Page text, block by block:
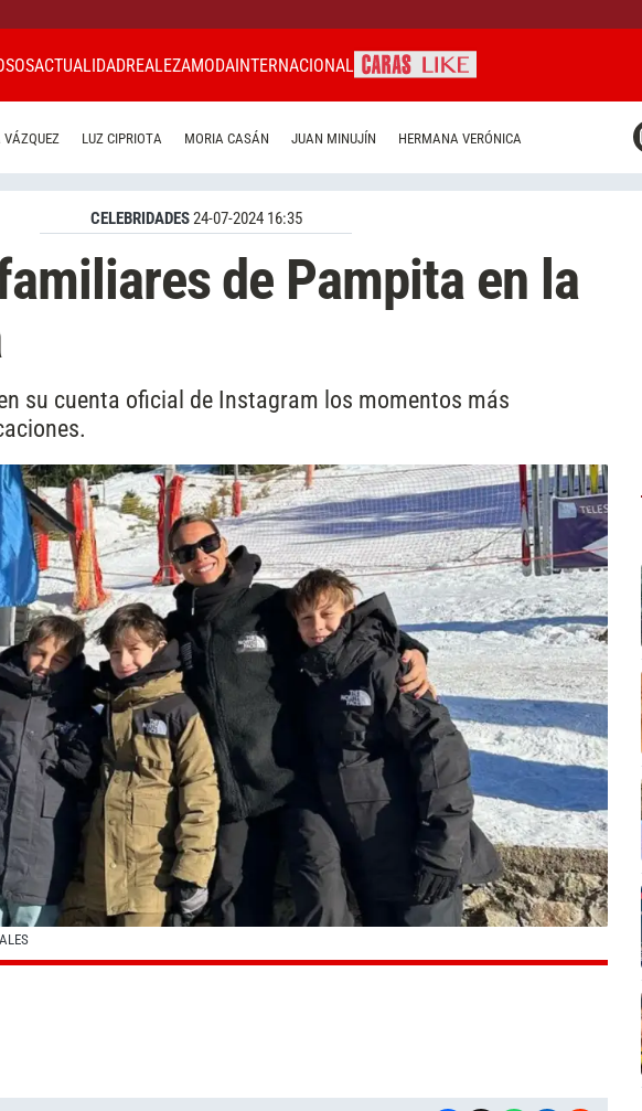
ACTUALIDADREALEZAMODAINTERNACIONAL
VÁZQUEZ LUZ CIPRIOTA MORIA CASÁN JUAN MINUJÍN HERMANA VERÓNICA
CELEBRIDADES24-07-2024 16:35
de Pampita en la
su cuenta oficial de Instagram los momentos más